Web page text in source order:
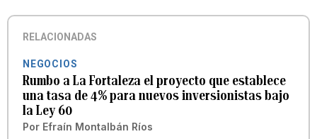
RELACIONADAS
NEGOCIOS
Rumbo a La Fortaleza el proyecto que establece
una tasa de 4% para nuevos inversionistas bajo
la Ley 60
Por Efraín Montalbán Ríos